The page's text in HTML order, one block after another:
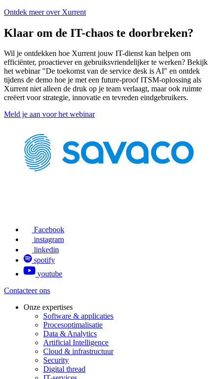
Ontdek meer over Xurrent
Klaar om de IT-chaos te doorbreken?
Wil je ontdekken hoe Xurrent jouw IT-dienst kan helpen om
efficiënter, proactiever en gebruiksvriendelijker te werken? Bekijk
het webinar "De toekomst van de service desk is AI" en ontdek
tijdens de demo hoe je met een future-proof ITSM-oplossing als
Xurrent niet alleen de druk op je team verlaagt, maar ook ruimte
creëert voor strategie, innovatie en tevreden eindgebruikers.
Meld je aan voor het webinar
Facebook
instagram
linkedin
spotify
youtube
Contacteer ons
Onze expertises
Software & applicaties
Procesoptimalisatie
Data & Analytics
Artificial Intelligence
Cloud & infrastructuur
Security
Digital thread